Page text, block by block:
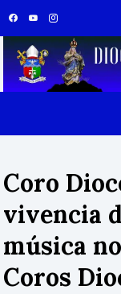
Coro
vivencia
música
Coros